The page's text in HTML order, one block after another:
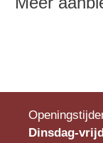
Dinsdag-